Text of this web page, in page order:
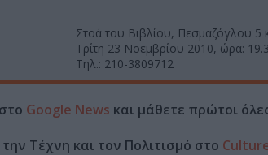
Στοά του Βιβλίου, Πεσμαζόγλου 5
Τρίτη 23 Νοεμβρίου 2010, ώρα:
Τηλ.: 210-3809712
Google News και μάθετε πρώτοι
την Τέχνη και τον Πολιτισμό στο